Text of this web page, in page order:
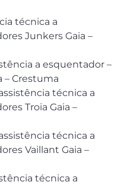
técnica a
Junkers Gaia –
a esquentador –
– Crestuma
técnica a
Troia Gaia –
técnica a
Vaillant Gaia –
técnica a